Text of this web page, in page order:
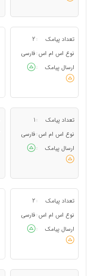
تعداد پیامک :
2
نوع اس ام اس : فارسی
ارسال پیامک
:
تعداد پیامک :
1
نوع اس ام اس : فارسی
ارسال پیامک
:
تعداد پیامک :
2
نوع اس ام اس : فارسی
ارسال پیامک
: